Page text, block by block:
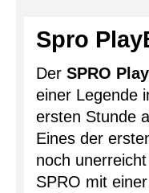
Spro
Der SPRO
einer Legende
ersten Stunde
Eines der
noch
SPRO mit